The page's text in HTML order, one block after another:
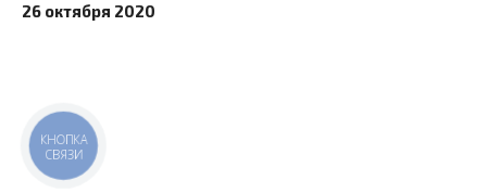
26 октября 2020
КНОПКА
СВЯЗИ